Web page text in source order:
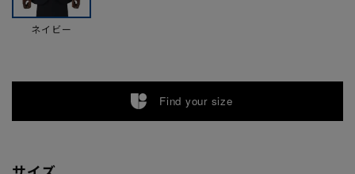
ネイビー
Find your size